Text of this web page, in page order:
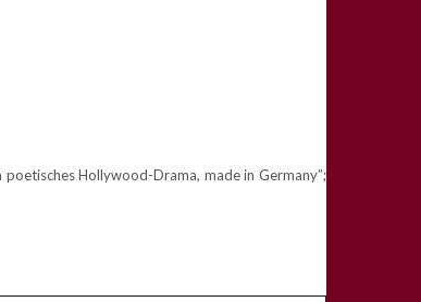
poetisches Hollywood-Drama, made in Germany”;